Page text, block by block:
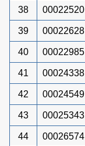
38 00022520
39 00022628
40 00022985
41 00024338
42 00024549
43 00025343
44 00026574